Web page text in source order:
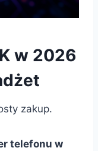
w 2026
zakup.
telefonu w